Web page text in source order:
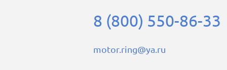
8 (800) 550-86-33
motor.ring@ya.ru